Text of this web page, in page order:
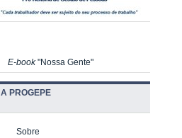
E-book"Nossa Gente"
A PROGEPE
Sobre